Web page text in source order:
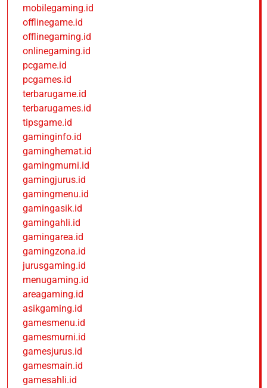
mobilegaming.id
offlinegame.id
offlinegaming.id
onlinegaming.id
pcgame.id
pcgames.id
terbarugame.id
terbarugames.id
tipsgame.id
gaminginfo.id
gaminghemat.id
gamingmurni.id
gamingjurus.id
gamingmenu.id
gamingasik.id
gamingahli.id
gamingarea.id
gamingzona.id
jurusgaming.id
menugaming.id
areagaming.id
asikgaming.id
gamesmenu.id
gamesmurni.id
gamesjurus.id
gamesmain.id
gamesahli.id